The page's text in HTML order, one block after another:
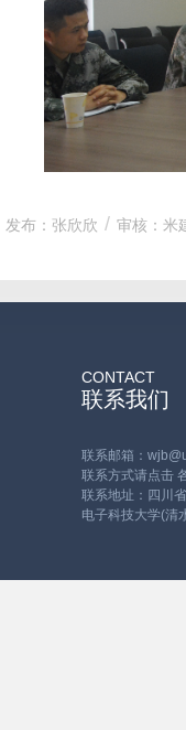
发布：张欣欣 审核：米
CONTACT
联系我们
联系邮箱：
联系方式请点击
联系地址：四川
电子科技大学(清